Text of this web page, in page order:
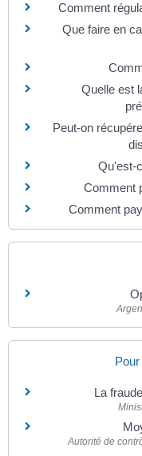
Comment
Que faire en
Quelle est
Peut-on
Qu'est-
Comment
Comment
La
Autorité de